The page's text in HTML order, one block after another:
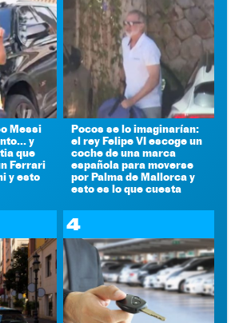
Messi
y
que
Ferrari
y esto
Pocos se lo imaginarían:
el rey Felipe VI escoge un
coche de una marca
española para moverse
por Palma de Mallorca y
esto es lo que cuesta
4